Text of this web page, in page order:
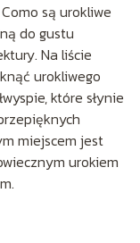
są urokliwe
do gustu
Na liście
urokliwego
które słynie
miejscem jest
urokiem